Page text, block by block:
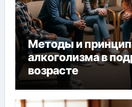
Методы и
алкоголизма в
возрасте